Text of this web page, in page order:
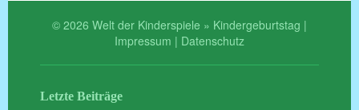
© 2026 Welt der Kinderspiele » Kindergeburtstag |
Impressum | Datenschutz
Letzte Beiträge